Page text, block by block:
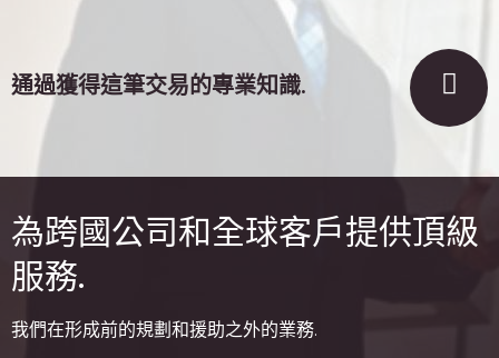
通過獲得這筆交易的專業知識.
為跨國公司和全球客戶提供頂級
服務.
我們在形成前的規劃和援助之外的業務.